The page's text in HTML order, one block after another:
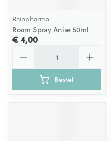
Rainpharma
Room Spray Anise 50ml
€ 4,00
Bestel